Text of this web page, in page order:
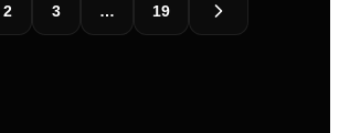
2 3 … 19